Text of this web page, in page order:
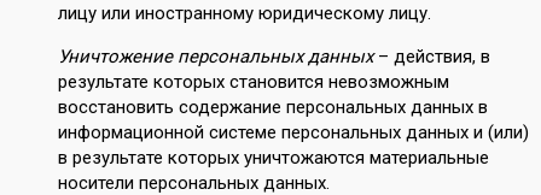
лицу или иностранному юридическому лицу.
Уничтожение персональных данных– действия, в
результате которых становится невозможным
восстановить содержание персональных данных в
информационной системе персональных данных и (или)
в результате которых уничтожаются материальные
носители персональных данных.